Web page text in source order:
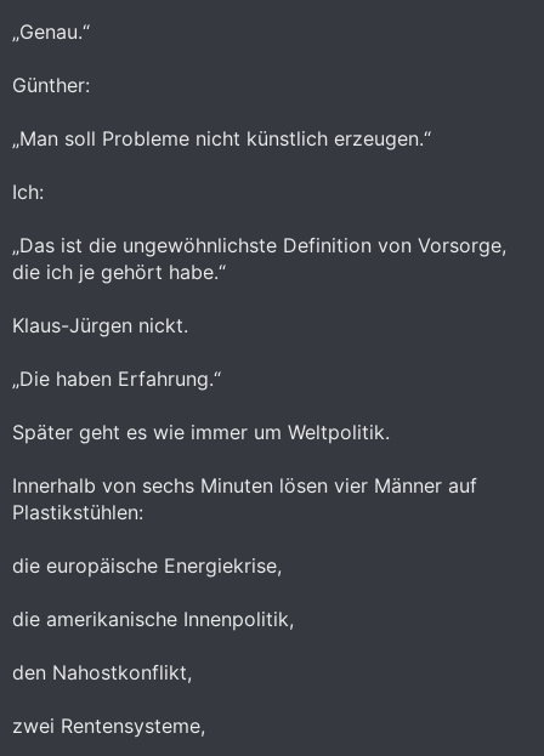
„Genau.“
Günther:
„Man soll Probleme nicht künstlich erzeugen.“
Ich:
„Das ist die ungewöhnlichste Definition von Vorsorge,
die ich je gehört habe.“
Klaus-Jürgen nickt.
„Die haben Erfahrung.“
Später geht es wie immer um Weltpolitik.
Innerhalb von sechs Minuten lösen vier Männer auf
Plastikstühlen:
die europäische Energiekrise,
die amerikanische Innenpolitik,
den Nahostkonflikt,
zwei Rentensysteme,